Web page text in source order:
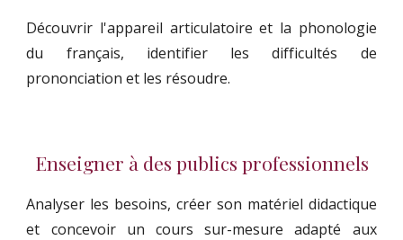
Découvrir l'appareil articulatoire et la phonologie
du français, identifier les difficultés de
prononciation et les résoudre.
Enseigner à des publics professionnels
Analyser les besoins, créer son matériel didactique
et concevoir un cours sur-mesure adapté aux